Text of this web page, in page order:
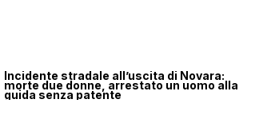
Incidente stradale all’uscita di Novara:
morte due donne, arrestato un uomo alla
guida senza patente